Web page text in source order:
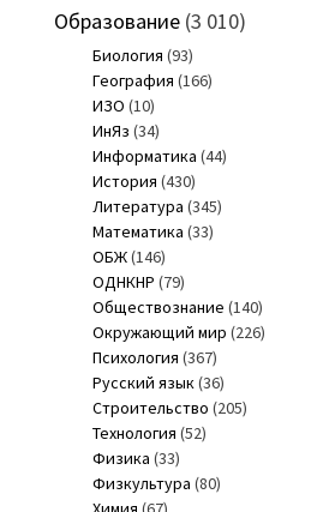
Образование(3 010)
Биология (93)
География (166)
ИЗО (10)
ИнЯз (34)
Информатика (44)
История (430)
Литература (345)
Математика (33)
ОБЖ(146)
ОДНКНР (79)
Обществознание (140)
Окружающий мир (226)
Психология (367)
Русский язык(36)
Строительство (205)
Технология (52)
Физика (33)
Физкультура (80)